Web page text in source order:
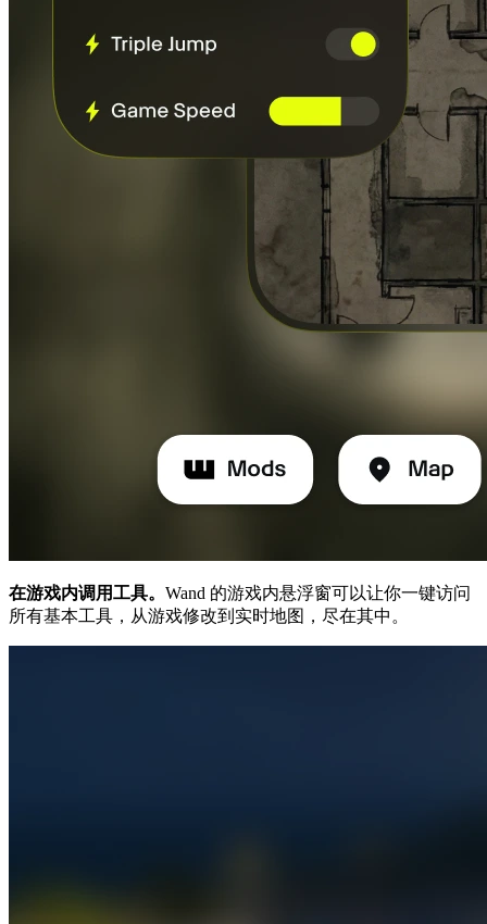
在游戏内调用工具。 Wand 的游戏内悬浮窗可以让你一键访问
所有基本工具，从游戏修改到实时地图，尽在其中。